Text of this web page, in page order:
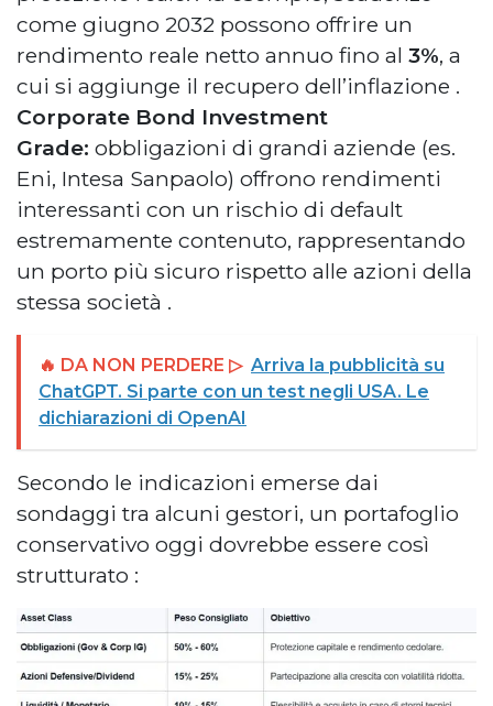
come giugno 2032 possono offrire un
rendimento reale netto annuo fino al 3%, a
cui si aggiunge il recupero dell’inflazione .
Corporate Bond Investment
Grade: obbligazioni di grandi aziende (es.
Eni, Intesa Sanpaolo) offrono rendimenti
interessanti con un rischio di default
estremamente contenuto, rappresentando
un porto più sicuro rispetto alle azioni della
stessa società .
🔥 DA NON PERDERE ▷ Arriva la pubblicità su
ChatGPT. Si parte con un test negli USA. Le
dichiarazioni di OpenAI
Secondo le indicazioni emerse dai
sondaggi tra alcuni gestori, un portafoglio
conservativo oggi dovrebbe essere così
strutturato :